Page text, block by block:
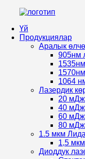
Үй
Продукциялар
Аралык
905нм
1064
Лазердик
20 мДж
40 мДж
60 мДж
80 мДж
1.5 мкм
1,5
Диоддук